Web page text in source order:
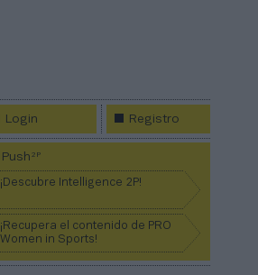
Login Registro
Push2P
¡Descubre Intelligence 2P!
¡Recupera el contenido de PRO
Women in Sports!